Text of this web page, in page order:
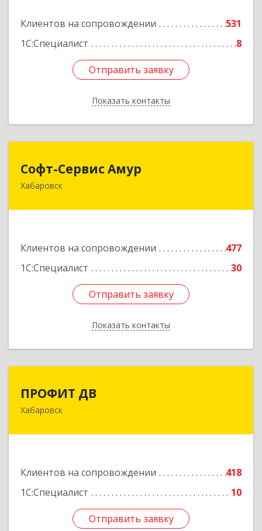
Клиентов на сопровождении
531
1С:Специалист
8
Отправить заявку
Показать контакты
Подробнее
Отправить заявку
Назад
Софт-Сервис Амур
Хабаровск
Клиентов на сопровождении
477
1С:Специалист
30
Отправить заявку
Показать контакты
680000, Хабаровский край, Хабаровск г,
Отправить заявку
Назад
ПРОФИТ ДВ
Хабаровск
Клиентов на сопровождении
418
1С:Специалист
10
Отправить заявку
680000, Хабаровский край, Хабаровск г,
Отправить заявку